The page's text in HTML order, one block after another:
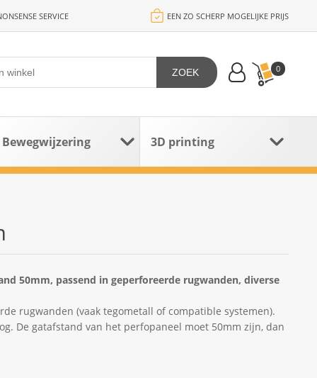
SERVICE EEN ZO SCHERP MOGELIJKE PRIJS
0
ZOEK
Bewegwijzering 3D printing
50mm, passend in geperforeerde rugwanden, diverse
rugwanden (vaak tegometall of compatible systemen).
De gatafstand van het perfopaneel moet 50mm zijn, dan